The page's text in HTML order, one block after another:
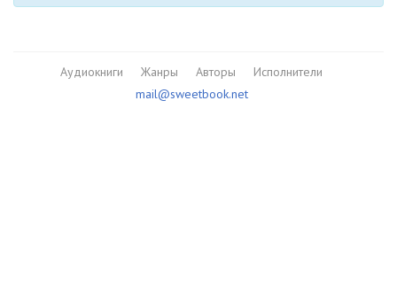
Аудиокниги Жанры Авторы
Исполнители
mail@sweetbook.net